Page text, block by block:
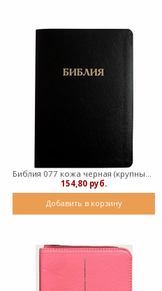
Библия 077 кожа черная (крупный шрифт) (кожаный мягкий)
154,80 руб.
Добавить в корзину